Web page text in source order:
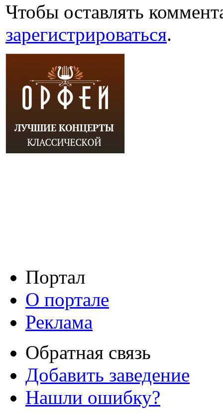
Чтобы оставлять
зарегистрироваться.
Портал
О портале
Реклама
Обратная связь
Добавить заведение
Нашли ошибку?